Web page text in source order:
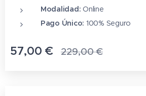
Modalidad: Online
Pago Único: 100% Seguro
57,00 € 229,00€